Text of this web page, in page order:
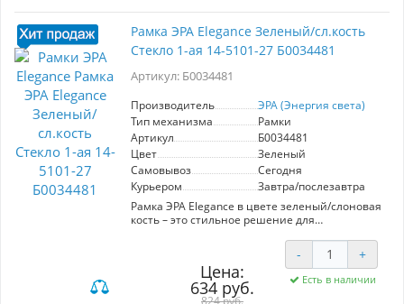
сочетать ее с другими элементами декора,
подчеркивая индивидуальность вашего стиля.
Выберите ЭРА Elegance для создания уютной и
современной атмосферы.
Рамка ЭРА Elegance Зеленый/сл.кость
Стекло 1-ая 14-5101-27 Б0034481
Артикул: Б0034481
Производитель
ЭРА (Энергия света)
Тип механизма
Рамки
Артикул
Б0034481
Цвет
Зеленый
Самовывоз
Сегодня
Курьером
Завтра/послезавтра
Рамка ЭРА Elegance в цвете зеленый/слоновая
кость – это стильное решение для
выключателей. Артикул: Б0034481.
Изготовлена из высококачественного
пластика, который гарантирует долговечность
и устойчивость к механическим
повреждениям. Ключевые характеристики: -
Цена:
634 руб.
824 руб.
- +
Есть в наличии